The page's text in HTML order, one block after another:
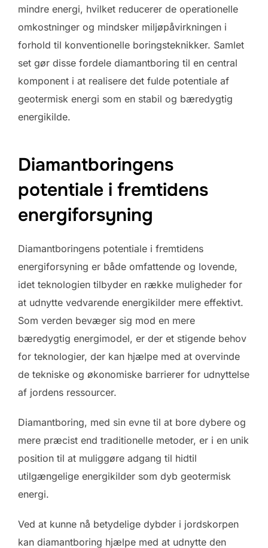
mindre energi, hvilket reducerer de operationelle
omkostninger og mindsker miljøpåvirkningen i
forhold til konventionelle boringsteknikker. Samlet
set gør disse fordele diamantboring til en central
komponent i at realisere det fulde potentiale af
geotermisk energi som en stabil og bæredygtig
energikilde.
Diamantboringens
potentiale i fremtidens
energiforsyning
Diamantboringens potentiale i fremtidens
energiforsyning er både omfattende og lovende,
idet teknologien tilbyder en række muligheder for
at udnytte vedvarende energikilder mere effektivt.
Som verden bevæger sig mod en mere
bæredygtig energimodel, er der et stigende behov
for teknologier, der kan hjælpe med at overvinde
de tekniske og økonomiske barrierer for udnyttelse
af jordens ressourcer.
Diamantboring, med sin evne til at bore dybere og
mere præcist end traditionelle metoder, er i en unik
position til at muliggøre adgang til hidtil
utilgængelige energikilder som dyb geotermisk
energi.
Ved at kunne nå betydelige dybder i jordskorpen
kan diamantboring hjælpe med at udnytte den